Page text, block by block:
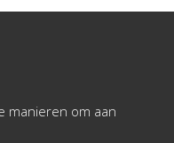
manieren om aan